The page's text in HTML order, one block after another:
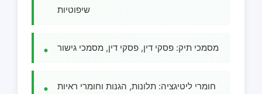
שיפוטיות
מסמכי תיק: פסקי דין, פסקי דין, מסמכי גישור
חומרי ליטיגציה: תלונות, הגנות וחומרי ראיות